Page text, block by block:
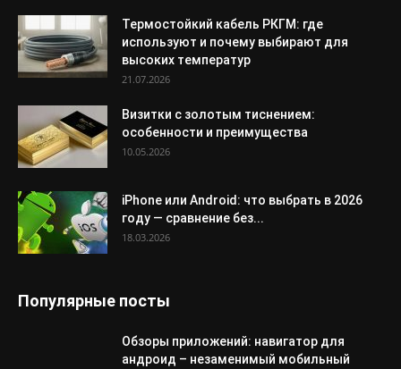
Термостойкий кабель РКГМ: где
используют и почему выбирают для
высоких температур
21.07.2026
Визитки с золотым тиснением:
особенности и преимущества
10.05.2026
iPhone или Android: что выбрать в 2026
году — сравнение без...
18.03.2026
Популярные посты
Обзоры приложений: навигатор для
андроид – незаменимый мобильный